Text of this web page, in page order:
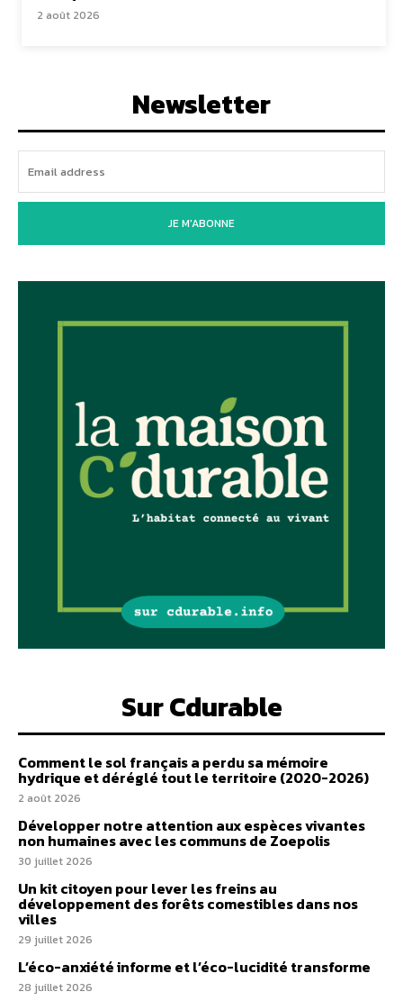
2 août 2026
Newsletter
JE M'ABONNE
Sur Cdurable
Comment le sol français a perdu sa mémoire
hydrique et déréglé tout le territoire (2020-2026)
2 août 2026
Développer notre attention aux espèces vivantes
non humaines avec les communs de Zoepolis
30 juillet 2026
Un kit citoyen pour lever les freins au
développement des forêts comestibles dans nos
villes
29 juillet 2026
L’éco-anxiété informe et l’éco-lucidité transforme
28 juillet 2026